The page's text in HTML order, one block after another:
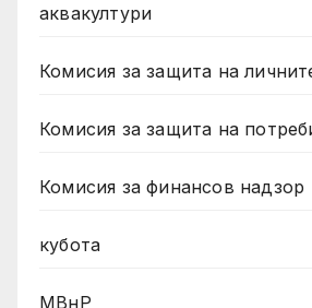
аквакултури
Комисия за защита на
Комисия за защита на
Комисия за финансов надзор
кубота
МВнР